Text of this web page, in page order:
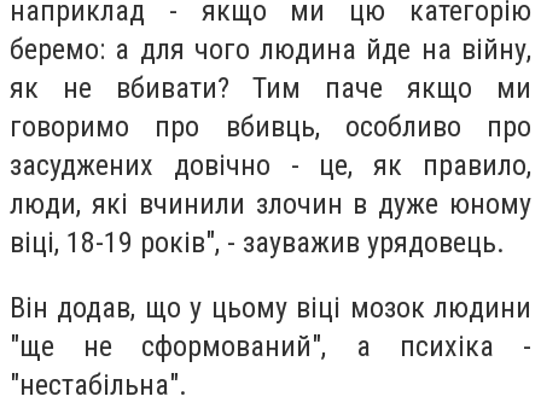
наприклад - якщо ми цю категорію
беремо: а для чого людина йде на війну,
як не вбивати? Тим паче якщо ми
говоримо про вбивць, особливо про
засуджених довічно - це, як правило,
люди, які вчинили злочин в дуже юному
віці, 18-19 років", - зауважив урядовець.
Він додав, що у цьому віці мозок людини
"ще не сформований", а психіка -
"нестабільна".